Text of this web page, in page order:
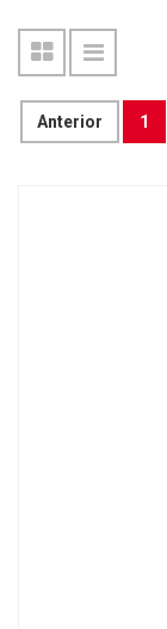
Anterior 1